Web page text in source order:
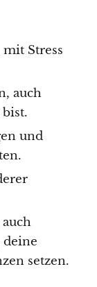
mit Stress
auch
und
deine
setzen.